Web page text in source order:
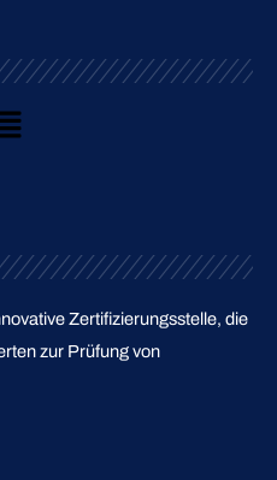
Zertifizierungsstelle, die
zur Prüfung von